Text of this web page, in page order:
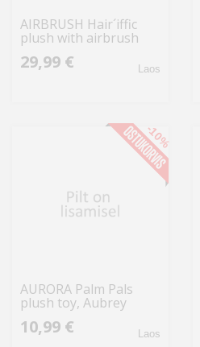
AIRBRUSH Hair´iffic
plush with airbrush
Squish Pal
29,99 € Laos
AURORA Palm Pals
plush toy, Aubrey
Eggplant, 12 cm
10,99 € Laos
-10%